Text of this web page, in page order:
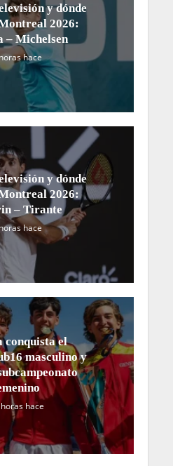
y dónde
2026:
– Michelsen
hace
y dónde
2026:
– Tirante
hace
conquista el
masculino y
hace